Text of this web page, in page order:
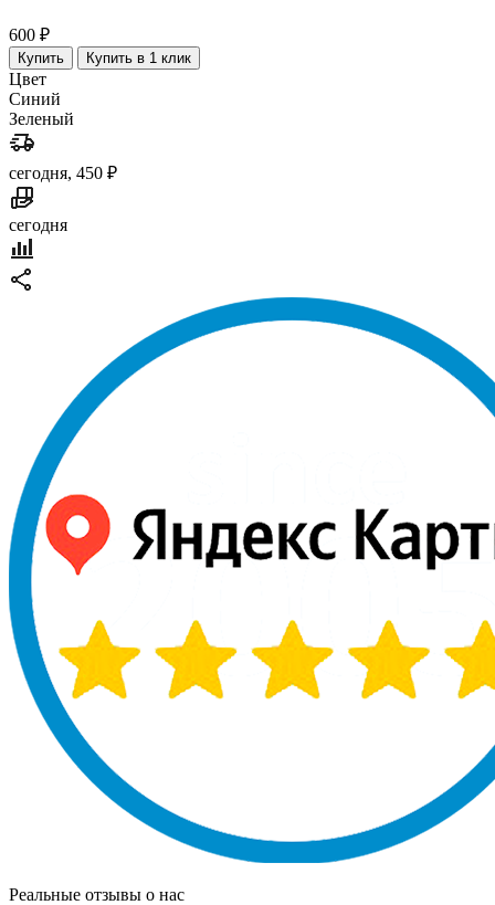
600 ₽
Купить Купить в 1 клик
Цвет
Синий
Зеленый
сегодня, 450 ₽
сегодня
Реальные отзывы о нас